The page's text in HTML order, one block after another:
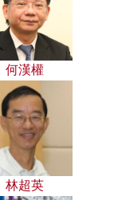
何漢權
林超英